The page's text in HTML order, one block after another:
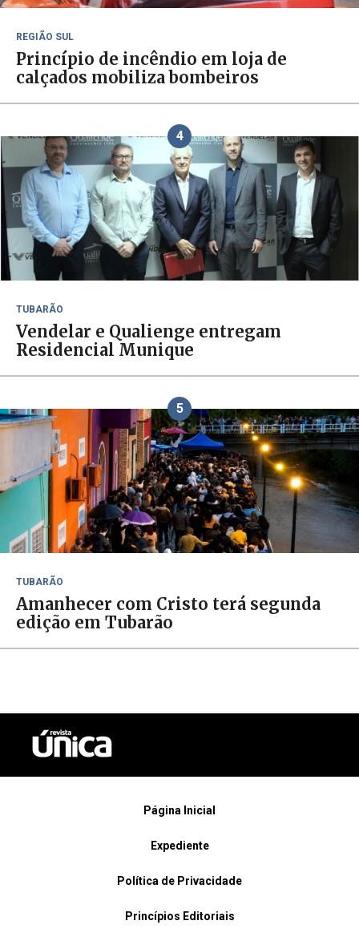
REGIÃO SUL
Princípio de incêndio em loja de
calçados mobiliza bombeiros
4
TUBARÃO
Vendelar e Qualienge entregam
Residencial Munique
5
TUBARÃO
Amanhecer com Cristo terá segunda
edição em Tubarão
Página Inicial
Expediente
Política de Privacidade
Princípios Editoriais